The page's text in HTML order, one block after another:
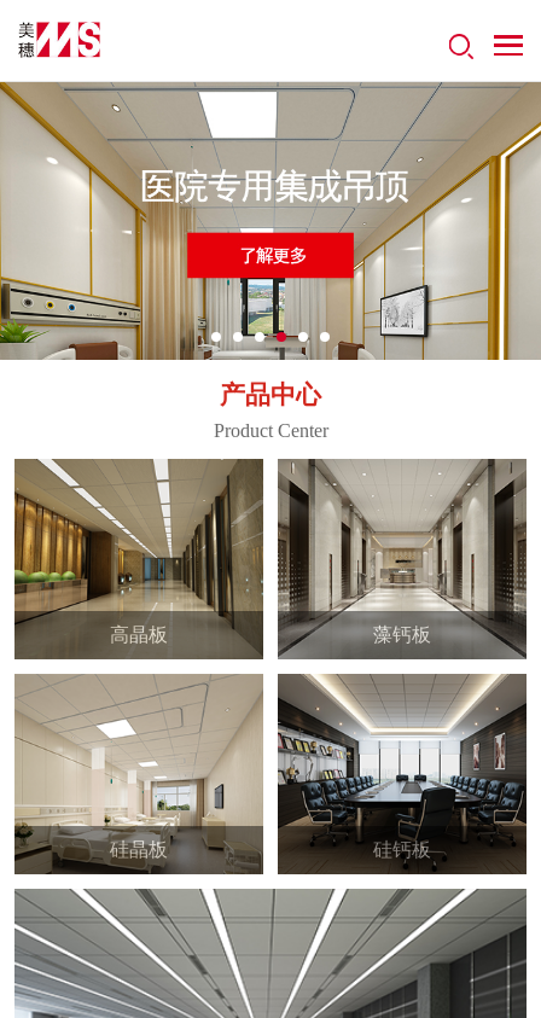
产品中心
Product Center
高晶板 藻钙板
硅晶板 硅钙板